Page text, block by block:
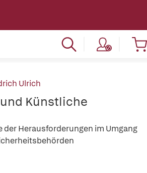
Ulrich
Künstliche
der Herausforderungen im Umgang